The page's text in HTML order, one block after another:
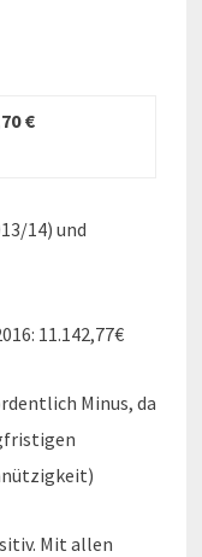
€
14) und
11.142,77€
Minus, da
Mit allen